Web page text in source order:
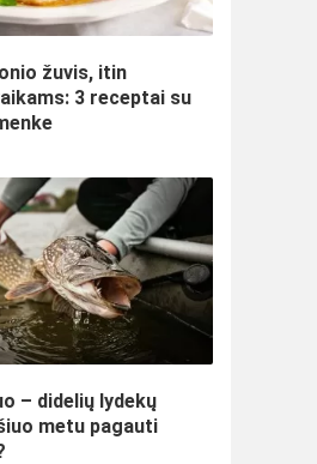
žuvis, itin
3 receptai su
– didelių lydekų
metu pagauti